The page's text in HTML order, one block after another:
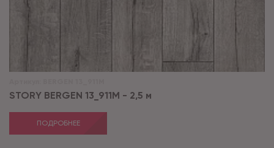
STORY BERGEN 13_911M - 2,5 м
ПОДРОБНЕЕ